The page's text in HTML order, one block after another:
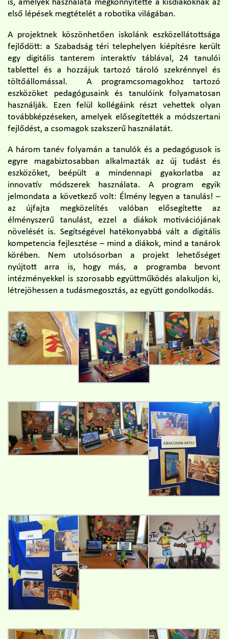
is, amelyek használata megkönnyítette a kisdiákoknak az
első lépések megtételét a robotika világában.
A projektnek köszönhetően iskolánk eszközellátottsága
fejlődött: a Szabadság téri telephelyen kiépítésre került
egy digitális tanterem interaktív táblával, 24 tanulói
tablettel és a hozzájuk tartozó tároló szekrénnyel és
töltőállomással. A programcsomagokhoz tartozó
eszközöket pedagógusaink és tanulóink folyamatosan
használják. Ezen felül kollégáink részt vehettek olyan
továbbképzéseken, amelyek elősegítették a módszertani
fejlődést, a csomagok szakszerű használatát.
A három tanév folyamán a tanulók és a pedagógusok is
egyre magabiztosabban alkalmazták az új tudást és
eszközöket, beépült a mindennapi gyakorlatba az
innovatív módszerek használata. A program egyik
jelmondata a következő volt: Élmény legyen a tanulás! –
az újfajta megközelítés valóban elősegítette az
élményszerű tanulást, ezzel a diákok motivációjának
növelését is. Segítségével hatékonyabbá vált a digitális
kompetencia fejlesztése – mind a diákok, mind a tanárok
körében. Nem utolsósorban a projekt lehetőséget
nyújtott arra is, hogy más, a programba bevont
intézményekkel is szorosabb együttműködés alakuljon ki,
létrejöhessen a tudásmegosztás, az együtt gondolkodás.